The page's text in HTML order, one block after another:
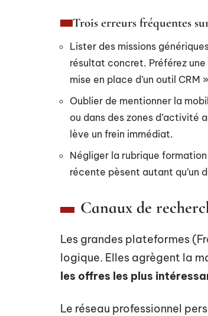
Trois erreurs fréquentes
Lister des missions
résultat concret. Préférez
mise en place d’un outil CRM
Oublier de mentionner la
ou dans des zones d’activité
lève un frein immédiat.
Négliger la rubrique
récente pèsent autant qu’un
Canaux de
Les grandes plateformes
logique. Elles agrègent la
les offres les plus
Le réseau professionnel